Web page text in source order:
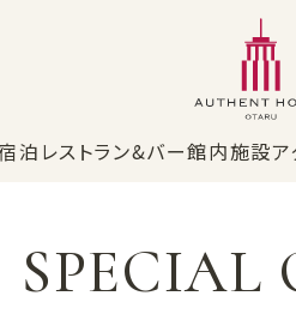
泊 レストラン&バー館内施設ア
SPECIAL